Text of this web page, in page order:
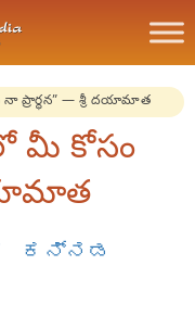
నా ప్రార్థన” — శ్రీ దయామాత
మీ కోసం
ಕನ್ನಡ